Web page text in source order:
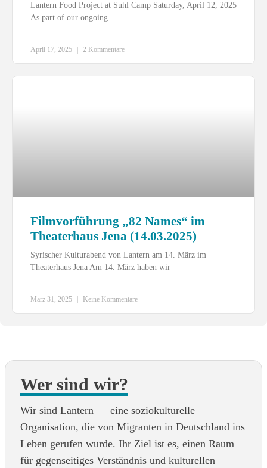
Lantern Food Project at Suhl Camp Saturday, April 12, 2025
As part of our ongoing
April 17, 2025 2 Kommentare
Filmvorführung „82 Names“ im
Theaterhaus Jena (14.03.2025)
Syrischer Kulturabend von Lantern am 14. März im
Theaterhaus Jena Am 14. März haben wir
März 31, 2025 Keine Kommentare
Wer sind wir?
Wir sind Lantern — eine soziokulturelle
Organisation, die von Migranten in Deutschland ins
Leben gerufen wurde. Ihr Ziel ist es, einen Raum
für gegenseitiges Verständnis und kulturellen